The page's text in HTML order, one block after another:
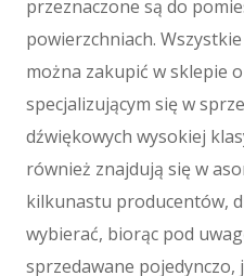
Inne
Części
przeznaczone są do
powierzchniach.
można zakupić w sklepie
specjalizującym się w
dźwiękowych wysokiej
również znajdują się w
kilkunastu producentów,
wybierać, biorąc pod
sprzedawane pojedynczo,